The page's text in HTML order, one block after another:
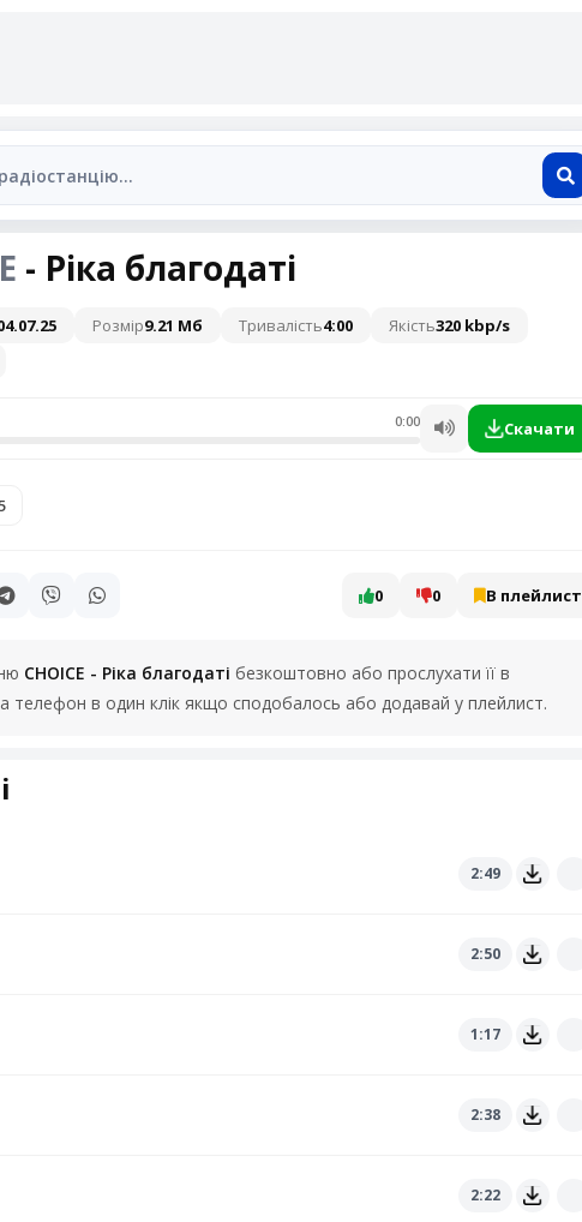
- Ріка благодаті
Розмір9.21 Мб Тривалість4:00 Якість320 kbp/s
0:00 Скачати
0 0 В плейлист
CHOICE - Ріка благодаті безкоштовно або прослухати її в
телефон в один клік якщо сподобалось або додавай у плейлист.
2:49
2:50
1:17
2:38
2:22